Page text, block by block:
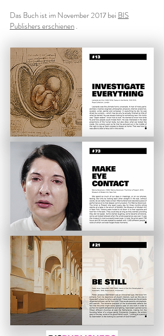
Das Buch ist im November 2017 bei BIS
Publishers erschienen.